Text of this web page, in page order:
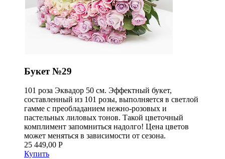
Букет №29
101 роза Эквадор 50 см. Эффектный букет,
составленный из 101 розы, выполняется в светлой
гамме с преобладанием нежно-розовых и
пастельных лиловых тонов. Такой цветочный
комплимент запомниться надолго! Цена цветов
может меняться в зависимости от сезона.
25 449,00 Р
Купить